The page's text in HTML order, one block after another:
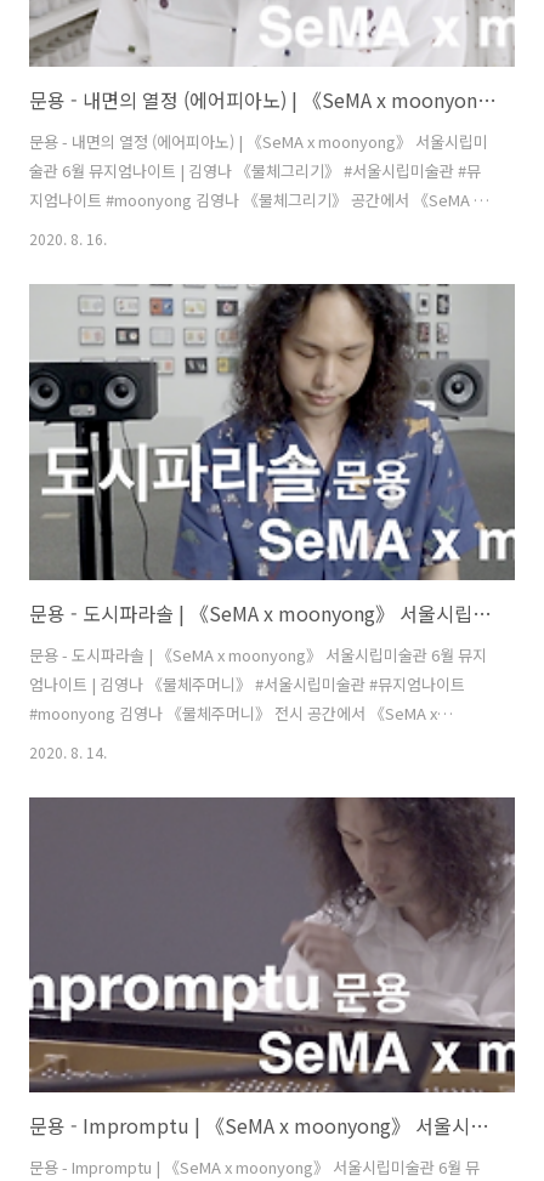
문용 - 내면의 열정 (에어피아노) | 《SeMA x moonyong》 서울시립미술관 6월 뮤지엄나이트 | 김영나 《물체그리기》
문용 - 내면의 열정 (에어피아노) | 《SeMA x moonyong》 서울시립미
술관 6월 뮤지엄나이트 | 김영나 《물체그리기》 #서울시립미술관 #뮤
지엄나이트 #moonyong 김영나 《물체그리기》 공간에서 《SeMA x
moonyong》 풀버전: https://youtu.be/ZGPXOboTGjU "사물에 깃
로 전시를 경험하고 기억과 사물의 의미 재발견하길 바랍니다." 김영나
디자이너의 말입니다. 기억이 담긴 사물, 은색 큐브를 이 공간에 가져왔
습니다. 어린 시절, 마음껏 피아노를 연습하기 어려울 때면 내면의 피아
니스트를 불러내 소리없이 연주했습니다. 숨막히게 새하얀 공간은 잡념
없이 자신을 마주할 수 있는 공간입니다. 이 곳에서 내면..
2020. 8. 16.
문용 - 도시파라솔 | 《SeMA x moonyong》 서울시립미술관 6월 뮤지엄나이트 | 김영나 《물체주머니》
문용 - 도시파라솔 | 《SeMA x moonyong》 서울시립미술관 6월 뮤지
엄나이트 | 김영나 《물체주머니》 #서울시립미술관 #뮤지엄나이트
#moonyong 김영나 《물체주머니》 전시 공간에서 《SeMA x
곡 '도시파라솔'에서는 '파라솔'이 사물로 등장하고 있습니다. 파라솔은
유희의 사물인 동시에 누군가에겐 생계의 사물입니다. 그렇지만 결국 다
양한 색상의 조화로 귀결됩니다. 도시에는 다양한 색상의 사람들이 모여
살며 서로 상처와 치유를 나누며 삽니다. 도시의 파라솔은 빛과 그늘을
가르지만 그 알록달록한 색채는 조화를 이루고 있습니다. 색상의 ..
2020. 8. 14.
문용 - Impromptu | 《SeMA x moonyong》 서울시립미술관 6월 뮤지엄나이트 | 레안드로 에를리치 '구름(남한)', '구름(북한)'
문용 - Impromptu | 《SeMA x moonyong》 서울시립미술관 6월 뮤